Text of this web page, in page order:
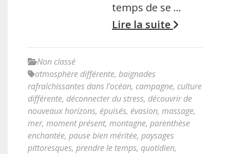
temps de se …
Lire la suite
Non classé
atmosphère différente, baignades
rafraîchissantes dans l'océan, campagne, culture
différente, déconnecter du stress, découvrir de
nouveaux horizons, épuisés, évasion, massage,
mer, moment présent, montagne, parenthèse
enchantée, pause bien méritée, paysages
pittoresques, prendre le temps, quotidien,